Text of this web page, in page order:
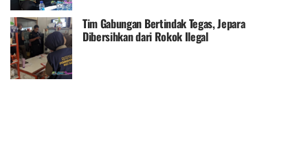
Tim Gabungan Bertindak Tegas, Jepara
Dibersihkan dari Rokok Ilegal